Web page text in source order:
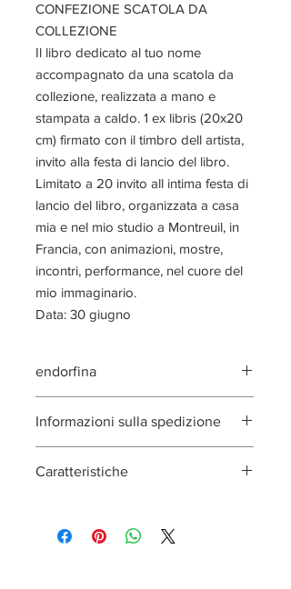
CONFEZIONE SCATOLA DA
COLLEZIONE
Il libro dedicato al tuo nome
accompagnato da una scatola da
collezione, realizzata a mano e
stampata a caldo. 1 ex libris (20x20
cm) firmato con il timbro dell artista,
invito alla festa di lancio del libro.
Limitato a 20 invito all intima festa di
lancio del libro, organizzata a casa
mia e nel mio studio a Montreuil, in
Francia, con animazioni, mostre,
incontri, performance, nel cuore del
mio immaginario.
Data: 30 giugno
endorfina
Informazioni sulla spedizione
Per il francese Dom-Tom,si prega di
Caratteristiche
24x34cm,&nbsp;interior 170
gsm,&nbsp;